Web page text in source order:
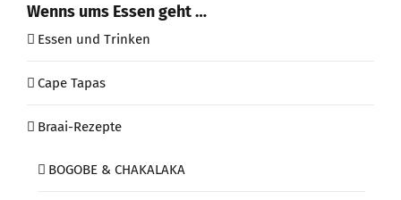
Wenns ums Essen geht …
Essen und Trinken
Cape Tapas
Braai-Rezepte
BOGOBE & CHAKALAKA